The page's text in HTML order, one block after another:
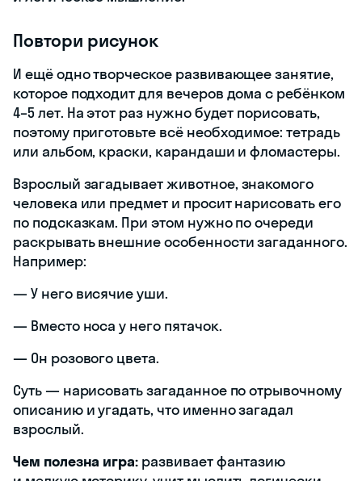
Повтори рисунок
И ещё одно творческое развивающее занятие,
которое подходит для вечеров дома с ребёнком
4–5 лет. На этот раз нужно будет порисовать,
поэтому приготовьте всё необходимое: тетрадь
или альбом, краски, карандаши и фломастеры.
Взрослый загадывает животное, знакомого
человека или предмет и просит нарисовать его
по подсказкам. При этом нужно по очереди
раскрывать внешние особенности загаданного.
Например:
— У него висячие уши.
— Вместо носа у него пятачок.
— Он розового цвета.
Суть — нарисовать загаданное по отрывочному
описанию и угадать, что именно загадал
взрослый.
Чем полезна игра: развивает фантазию